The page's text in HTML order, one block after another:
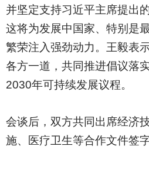
并坚定支持习近平主席提出
这将为发展中国家、特别是
繁荣注入强劲动力。王毅表
各方一道，共同推进倡议落
2030年可持续发展议程。
会谈后，双方共同出席经济
施、医疗卫生等合作文件签字